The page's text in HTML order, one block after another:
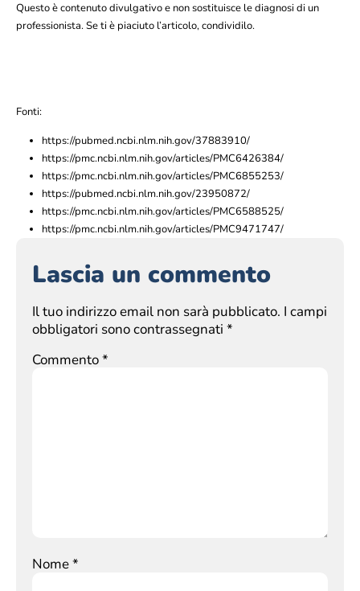
Questo è contenuto divulgativo e non sostituisce le diagnosi di un
professionista. Se ti è piaciuto l’articolo, condividilo.
Fonti:
https://pubmed.ncbi.nlm.nih.gov/37883910/
https://pmc.ncbi.nlm.nih.gov/articles/PMC6426384/
https://pmc.ncbi.nlm.nih.gov/articles/PMC6855253/
https://pubmed.ncbi.nlm.nih.gov/23950872/
https://pmc.ncbi.nlm.nih.gov/articles/PMC6588525/
https://pmc.ncbi.nlm.nih.gov/articles/PMC9471747/
Lascia un commento
Il tuo indirizzo email non sarà pubblicato. I campi
obbligatori sono contrassegnati *
Commento*
Nome*